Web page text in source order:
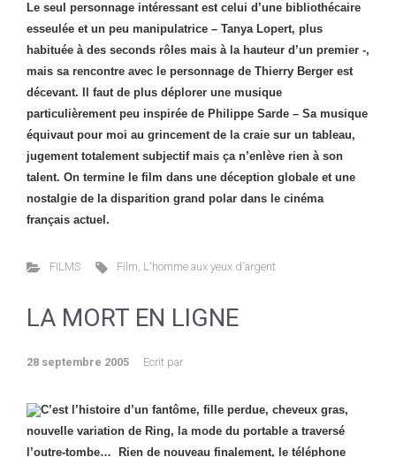
Le seul personnage intéressant est celui d’une bibliothécaire
esseulée et un peu manipulatrice – Tanya Lopert, plus
habituée à des seconds rôles mais à la hauteur d’un premier -,
mais sa rencontre avec le personnage de Thierry Berger est
décevant. Il faut de plus déplorer une musique
particulièrement peu inspirée de Philippe Sarde – Sa musique
équivaut pour moi au grincement de la craie sur un tableau,
jugement totalement subjectif mais ça n’enlève rien à son
talent. On termine le film dans une déception globale et une
nostalgie de la disparition grand polar dans le cinéma
français actuel.
FILMS Film, L'homme aux yeux d'argent
LA MORT EN LIGNE
28 septembre 2005 Ecrit par
C’est l’histoire d’un fantôme, fille perdue, cheveux gras,
nouvelle variation de Ring, la mode du portable a traversé
l’outre-tombe… Rien de nouveau finalement, le téléphone